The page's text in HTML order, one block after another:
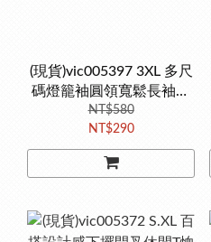
(現貨)vic005397 3XL 多尺
碼燈籠袖圓領寬鬆長袖上
衣
NT$580
NT$290